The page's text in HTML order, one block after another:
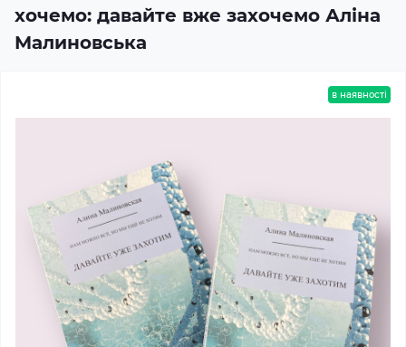
хочемо: давайте вже захочемо Аліна
Малиновська
в наявності